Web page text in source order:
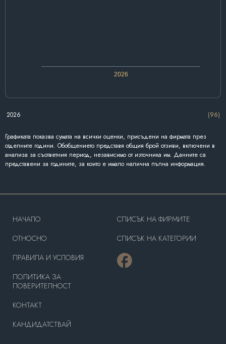
2026
2026 (96)
Графиката показва сумата на всички оценки, присъдени на фирмата през
отделните години. Обобщението представя общия брой отзиви, включени в
анализа за съответния период, независимо от източника им. Данните са
представени за годините, за които е имало налична пълна информация.
HAЧАЛО
OТНОСНО
ПРАВИЛА И УСЛОВИЯ
ПОЛИТИКА ЗА
ПОВЕРИТЕЛНОСТ
КОНТАКТ
КАНДИДАТСТВАЙ
СПИСЪК НА ФИРМИТЕ
СПИСЪК НА КАТЕГОРИИ